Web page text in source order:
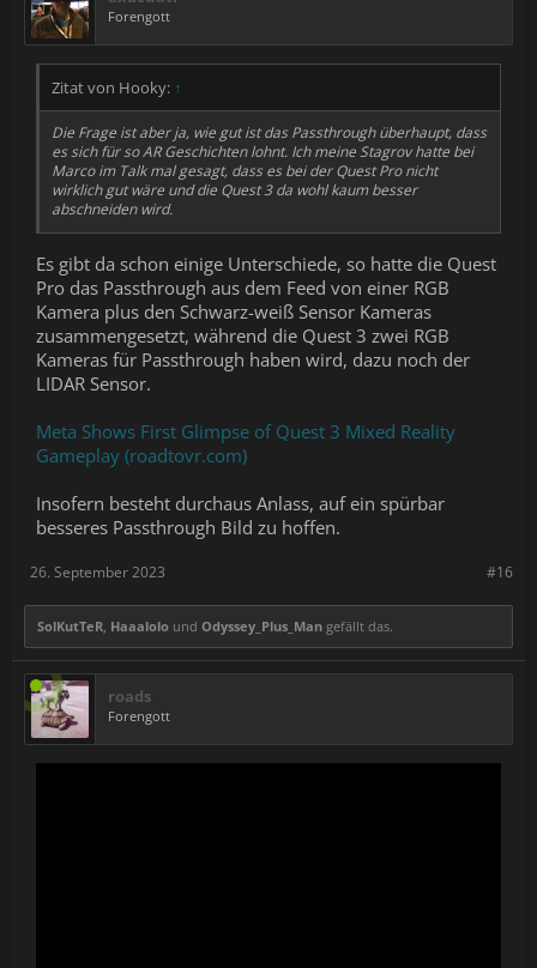
Forengott
Zitat von Hooky: ↑
Die Frage ist aber ja, wie gut ist das Passthrough überhaupt, dass
es sich für so AR Geschichten lohnt. Ich meine Stagrov hatte bei
Marco im Talk mal gesagt, dass es bei der Quest Pro nicht
wirklich gut wäre und die Quest 3 da wohl kaum besser
abschneiden wird.
Es gibt da schon einige Unterschiede, so hatte die Quest
Pro das Passthrough aus dem Feed von einer RGB
Kamera plus den Schwarz-weiß Sensor Kameras
zusammengesetzt, während die Quest 3 zwei RGB
Kameras für Passthrough haben wird, dazu noch der
LIDAR Sensor.
Meta Shows First Glimpse of Quest 3 Mixed Reality
Gameplay (roadtovr.com)
Insofern besteht durchaus Anlass, auf ein spürbar
besseres Passthrough Bild zu hoffen.
#16
26. September 2023
SolKutTeR Haaalolo und Odyssey_Plus_Man gefällt das.
roads
Forengott